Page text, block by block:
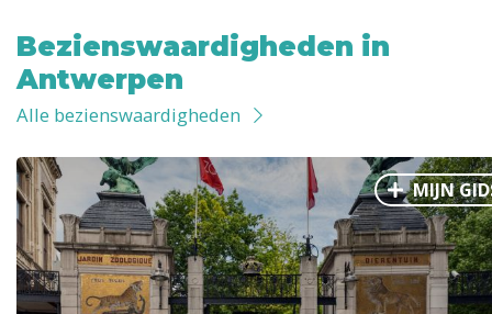
Bezienswaardigheden in
Antwerpen
Alle bezienswaardigheden
MIJN